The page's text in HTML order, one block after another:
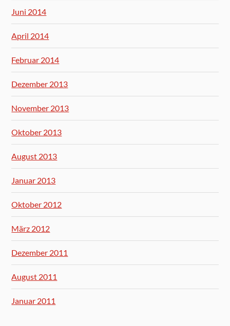
Juni 2014
April 2014
Februar 2014
Dezember 2013
November 2013
Oktober 2013
August 2013
Januar 2013
Oktober 2012
März 2012
Dezember 2011
August 2011
Januar 2011